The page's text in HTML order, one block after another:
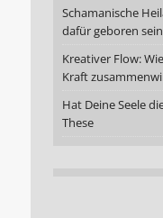
Schamanische
dafür geboren sein
Kreativer Flow:
Kraft
Hat Deine Seele
These